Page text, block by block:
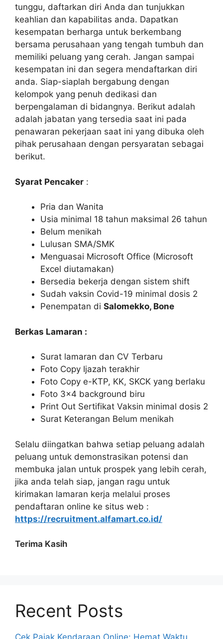
tunggu, daftarkan diri Anda dan tunjukkan
keahlian dan kapabilitas anda. Dapatkan
kesempatan berharga untuk berkembang
bersama perusahaan yang tengah tumbuh dan
memiliki peluang yang cerah. Jangan sampai
kesempatan ini dan segera mendaftarkan diri
anda. Siap-siaplah bergabung dengan
kelompok yang penuh dedikasi dan
berpengalaman di bidangnya. Berikut adalah
adalah jabatan yang tersedia saat ini pada
penawaran pekerjaan saat ini yang dibuka oleh
pihak perusahaan dengan persyaratan sebagai
berikut.
Syarat Pencaker :
Pria dan Wanita
Usia minimal 18 tahun maksimal 26 tahun
Belum menikah
Lulusan SMA/SMK
Menguasai Microsoft Office (Microsoft
Excel diutamakan)
Bersedia bekerja dengan sistem shift
Sudah vaksin Covid-19 minimal dosis 2
Penempatan di Salomekko, Bone
Berkas Lamaran :
Surat lamaran dan CV Terbaru
Foto Copy Ijazah terakhir
Foto Copy e-KTP, KK, SKCK yang berlaku
Foto 3×4 background biru
Print Out Sertifikat Vaksin minimal dosis 2
Surat Keterangan Belum menikah
Selalu diingatkan bahwa setiap peluang adalah
peluang untuk demonstrasikan potensi dan
membuka jalan untuk prospek yang lebih cerah,
jika anda telah siap, jangan ragu untuk
kirimakan lamaran kerja melalui proses
pendaftaran online ke situs web :
https://recruitment.alfamart.co.id/
Terima Kasih
Recent Posts
Cek Pajak Kendaraan Online: Hemat Waktu,